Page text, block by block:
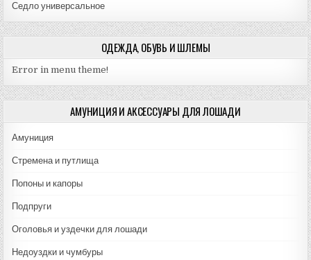
Седло универсальное
ОДЕЖДА, ОБУВЬ И ШЛЕМЫ
Error in menu theme!
АМУНИЦИЯ И АКСЕССУАРЫ ДЛЯ ЛОШАДИ
Амуниция
Стремена и путлища
Попоны и капоры
Подпруги
Оголовья и уздечки для лошади
Недоуздки и чумбуры